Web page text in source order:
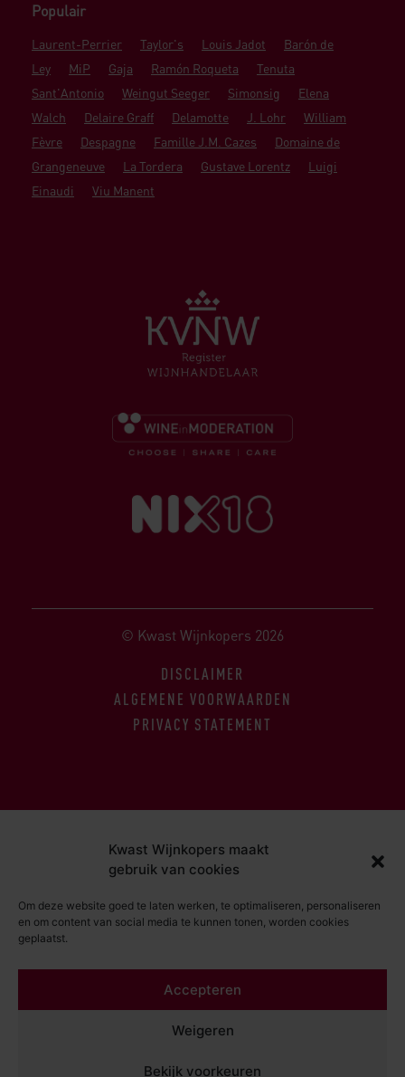
Kwast Wijnkopers maakt
gebruik van cookies
Om deze website goed te laten werken, te optimaliseren, personaliseren
en om content van social media te kunnen tonen, worden cookies
geplaatst.
Accepteren
Weigeren
Bekijk voorkeuren
Populair
Laurent-Perrier Taylor's Louis Jadot
Barón de
Ley
MiP Gaja Ramón Roqueta
Tenuta
Sant'Antonio
Weingut Seeger Simonsig
Elena
Walch
Delaire Graff Delamotte J. Lohr
William
Fèvre
Despagne Famille J.M. Cazes
Domaine de
Grangeneuve
La Tordera Gustave Lorentz
Luigi
Einaudi
Viu Manent
© Kwast Wijnkopers 2026
DISCLAIMER
ALGEMENE VOORWAARDEN
PRIVACY STATEMENT